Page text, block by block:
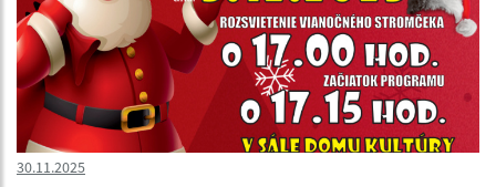
30.11.2025